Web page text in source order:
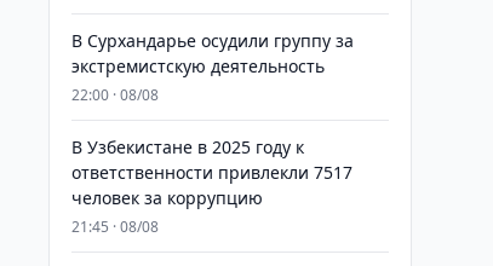
В Сурхандарье осудили группу за
экстремистскую деятельность
22:00 · 08/08
В Узбекистане в 2025 году к
ответственности привлекли 7517
человек за коррупцию
21:45 · 08/08